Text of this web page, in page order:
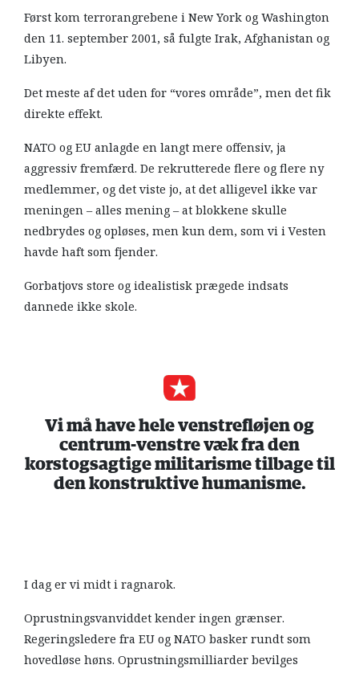
Først kom terrorangrebene i New York og Washington
den 11. september 2001, så fulgte Irak, Afghanistan og
Libyen.
Det meste af det uden for “vores område”, men det fik
direkte effekt.
NATO og EU anlagde en langt mere offensiv, ja
aggressiv fremfærd. De rekrutterede flere og flere ny
medlemmer, og det viste jo, at det alligevel ikke var
meningen – alles mening – at blokkene skulle
nedbrydes og opløses, men kun dem, som vi i Vesten
havde haft som fjender.
Gorbatjovs store og idealistisk prægede indsats
dannede ikke skole.
Vi må have hele venstrefløjen og
centrum-venstre væk fra den
korstogsagtige militarisme tilbage til
den konstruktive humanisme.
I dag er vi midt i ragnarok.
Oprustningsvanviddet kender ingen grænser.
Regeringsledere fra EU og NATO basker rundt som
hovedløse høns. Oprustningsmilliarder bevilges